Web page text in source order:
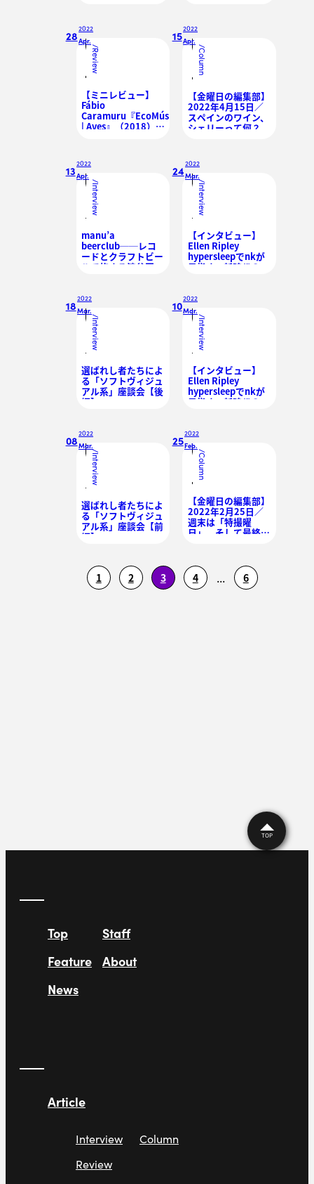
ド）が手掛けた日本
のアーティスト4選
28
2022
Apr./
Review
【ミニレビュー】
Fábio
Caramuru『EcoMúsica
| Aves』（2018）
められたピアノ・ア
ンビエント
15
2022
Apr. /
Column
【金曜日の編集部】
2022年4月15日／
スペインのワイン、
シェリーって何？
13
2022
Apr. /
Interview
manu’a
beerclub──レコ
ードとクラフトビー
ルで旅する渋谷区・
24
2022
Mar./
Interview
【インタビュー】
Ellen Ripley
hypersleepでnkが
目指す、新時代のポ
カタチ【後編】
18
2022
Mar./
Interview
選ばれし者たちによ
る「ソフトヴィジュ
アル系」座談会【後
編】
10
2022
Mar./
Interview
【インタビュー】
Ellen Ripley
hypersleepでnkが
目指す、新時代のポ
カタチ【前編】
08
2022
Mar./
Interview
選ばれし者たちによ
る「ソフトヴィジュ
アル系」座談会【前
編】
25
2022
Feb./
Column
【金曜日の編集部】
2022年2月25日／
週末は「特撮曜
日」、そして最終回
1 2 3 4 ... 6
TOP
Top
Feature
News
Staff
About
Article
Interview
Review
Column